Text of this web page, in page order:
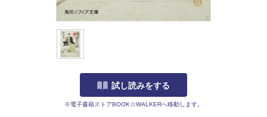
試し読みをする
※電子書籍ストアBOOK☆WALKERへ移動します。